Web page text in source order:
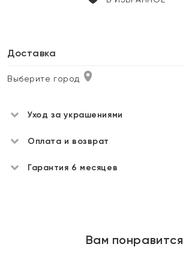
Доставка
Выберите город
Уход за украшениями
Оплата и возврат
Гарантия 6 месяцев
Вам понравится